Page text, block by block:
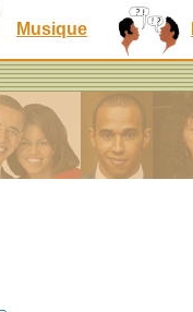
Musique